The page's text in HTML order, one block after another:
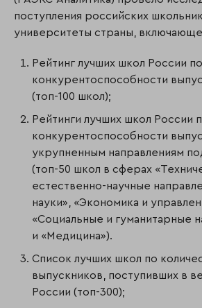
поступления российских
университеты страны,
Рейтинг лучших школ России по
конкурентоспособности
(топ-100 школ);
Рейтинги лучших школ России
конкурентоспособности
укрупненным направлениям
(топ-50 школ в сферах
естественно-научные
науки», «Экономика и
«Социальные и гуманитарные
и «Медицина»).
Список лучших школ по
выпускников, поступивших в
России (топ-300);